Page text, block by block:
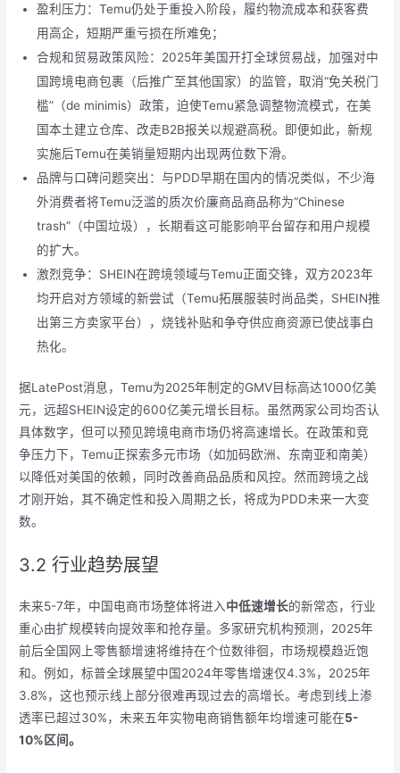
盈利压力：Temu仍处于重投入阶段，履约物流成本和获客费
用高企，短期严重亏损在所难免；
合规和贸易政策风险：2025年美国开打全球贸易战，加强对中
国跨境电商包裹（后推广至其他国家）的监管，取消“免关税门
槛”（de minimis）政策，迫使Temu紧急调整物流模式，在美
国本土建立仓库、改走B2B报关以规避高税。即便如此，新规
实施后Temu在美销量短期内出现两位数下滑。
品牌与口碑问题突出：与PDD早期在国内的情况类似，不少海
外消费者将Temu泛滥的质次价廉商品商品称为“Chinese
trash”（中国垃圾），长期看这可能影响平台留存和用户规模
的扩大。
激烈竞争：SHEIN在跨境领域与Temu正面交锋，双方2023年
均开启对方领域的新尝试（Temu拓展服装时尚品类，SHEIN推
出第三方卖家平台），烧钱补贴和争夺供应商资源已使战事白
热化。
据LatePost消息，Temu为2025年制定的GMV目标高达1000亿美
元，远超SHEIN设定的600亿美元增长目标。虽然两家公司均否认
具体数字，但可以预见跨境电商市场仍将高速增长。在政策和竞
争压力下，Temu正探索多元市场（如加码欧洲、东南亚和南美）
以降低对美国的依赖，同时改善商品品质和风控。然而跨境之战
才刚开始，其不确定性和投入周期之长，将成为PDD未来一大变
数。
3.2 行业趋势展望
未来5-7年，中国电商市场整体将进入中低速增长的新常态，行业
重心由扩规模转向提效率和抢存量。多家研究机构预测，2025年
前后全国网上零售额增速将维持在个位数徘徊，市场规模趋近饱
和。例如，标普全球展望中国2024年零售增速仅4.3%，2025年
3.8%，这也预示线上部分很难再现过去的高增长。考虑到线上渗
透率已超过30%，未来五年实物电商销售额年均增速可能在5-
10%区间。